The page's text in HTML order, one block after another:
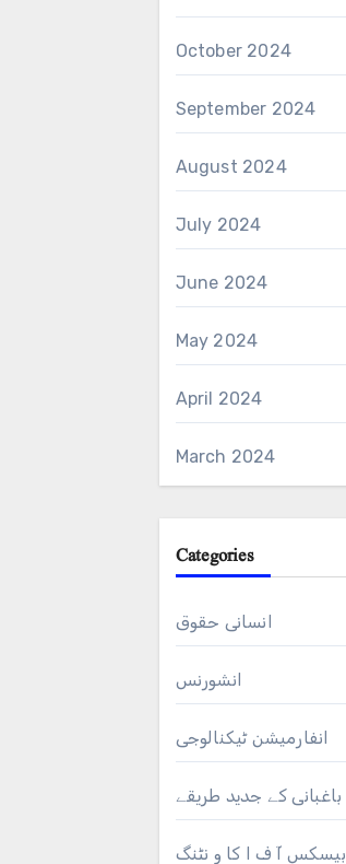
October 2024
September 2024
August 2024
July 2024
June 2024
May 2024
April 2024
March 2024
Categories
انسانی حقوق
انشورنس
انفارمیشن ٹیکنالوجی
باغبانی کے جدید طریقے
بیسکس آ ف ا کا و نٹنگ